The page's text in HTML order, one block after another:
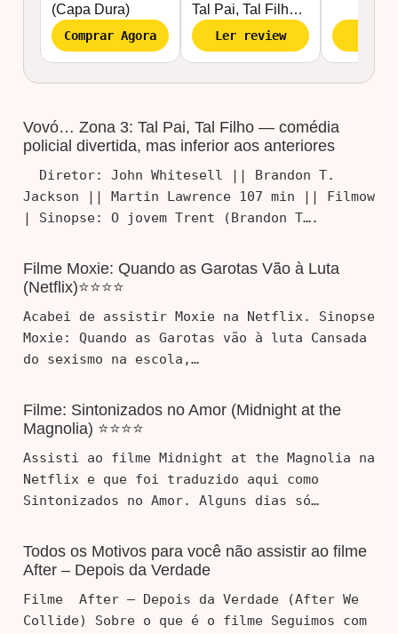
(Capa Dura)
Comprar Agora
Tal Pai, Tal Filho
— comédia
policial divertida,
mas inferior aos
anteriores
Ler review
Vovó… Zona 3: Tal Pai, Tal Filho — comédia
policial divertida, mas inferior aos anteriores
Diretor: John Whitesell || Brandon T.
Jackson || Martin Lawrence 107 min || Filmow
| Sinopse: O jovem Trent (Brandon T….
Filme Moxie: Quando as Garotas Vão à Luta
(Netflix)⭐⭐⭐⭐
Acabei de assistir Moxie na Netflix. Sinopse
Moxie: Quando as Garotas vão à luta Cansada
do sexismo na escola,…
Filme: Sintonizados no Amor (Midnight at the
Magnolia) ⭐⭐⭐⭐
Assisti ao filme Midnight at the Magnolia na
Netflix e que foi traduzido aqui como
Sintonizados no Amor. Alguns dias só…
Todos os Motivos para você não assistir ao filme
After – Depois da Verdade
Filme After – Depois da Verdade (After We
Collide) Sobre o que é o filme Seguimos com